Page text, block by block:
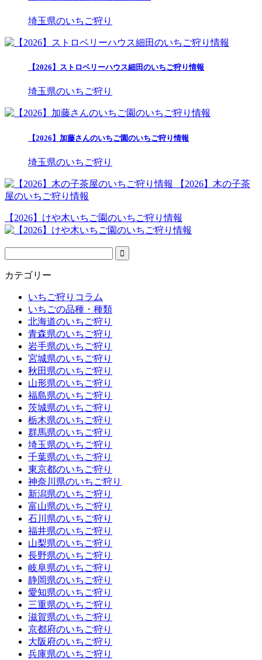
埼玉県のいちご狩り
【2026】ストロベリーハウス細田のいちご狩り情報
埼玉県のいちご狩り
【2026】加藤さんのいちご園のいちご狩り情報
埼玉県のいちご狩り
【2026】木の子茶
屋のいちご狩り情報
【2026】けや木いちご園のいちご狩り情報
カテゴリー
いちご狩りコラム
いちごの品種・種類
北海道のいちご狩り
青森県のいちご狩り
岩手県のいちご狩り
宮城県のいちご狩り
秋田県のいちご狩り
山形県のいちご狩り
福島県のいちご狩り
茨城県のいちご狩り
栃木県のいちご狩り
群馬県のいちご狩り
埼玉県のいちご狩り
千葉県のいちご狩り
東京都のいちご狩り
神奈川県のいちご狩り
新潟県のいちご狩り
富山県のいちご狩り
石川県のいちご狩り
福井県のいちご狩り
山梨県のいちご狩り
長野県のいちご狩り
岐阜県のいちご狩り
静岡県のいちご狩り
愛知県のいちご狩り
三重県のいちご狩り
滋賀県のいちご狩り
京都府のいちご狩り
大阪府のいちご狩り
兵庫県のいちご狩り